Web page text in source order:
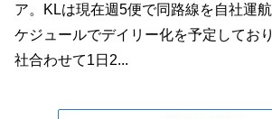
ア。KLは現在週5便で同路線を自社運
ケジュールでデイリー化を予定してお
社合わせて1日2...